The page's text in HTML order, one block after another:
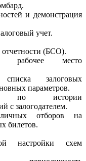
.
и демонстрация
учет.
отчетности (БСО).
рабочее место
списка залоговых
параметров.
по истории
с залогодателем.
отборов на
билетов.
настройки схем